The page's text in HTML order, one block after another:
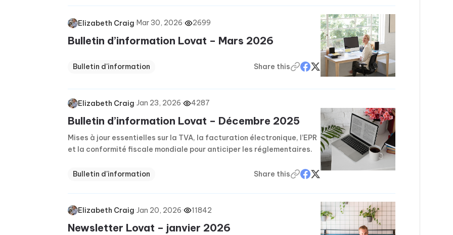
Elizabeth Craig·Mar 30, 2026· 2699
Bulletin d’information Lovat – Mars 2026
Bulletin d'information Share this
Elizabeth Craig·Jan 23, 2026· 4287
Bulletin d’information Lovat – Décembre 2025
Mises à jour essentielles sur la TVA, la facturation électronique, l’EPR
et la conformité fiscale mondiale pour anticiper les réglementaires.
Bulletin d'information Share this
Elizabeth Craig·Jan 20, 2026· 11842
Newsletter Lovat – janvier 2026